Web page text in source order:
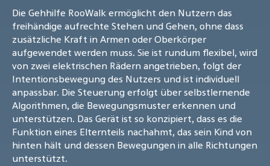
Die Gehhilfe RooWalk ermöglicht den Nutzern das
freihändige aufrechte Stehen und Gehen, ohne dass
zusätzliche Kraft in Armen oder Oberkörper
aufgewendet werden muss. Sie ist rundum flexibel, wird
von zwei elektrischen Rädern angetrieben, folgt der
Intentionsbewegung des Nutzers und ist individuell
anpassbar. Die Steuerung erfolgt über selbstlernende
Algorithmen, die Bewegungsmuster erkennen und
unterstützen. Das Gerät ist so konzipiert, dass es die
Funktion eines Elternteils nachahmt, das sein Kind von
hinten hält und dessen Bewegungen in alle Richtungen
unterstützt.